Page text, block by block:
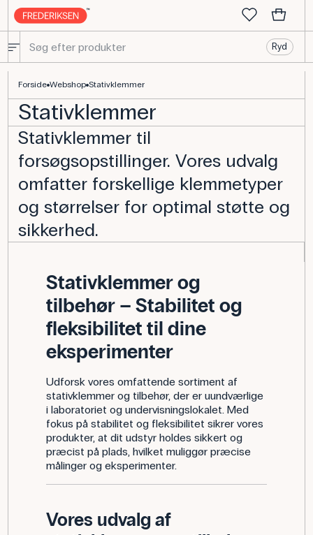
Ryd
Forside Webshop Stativklemmer
Stativklemmer
Stativklemmer til
forsøgsopstillinger. Vores udvalg
omfatter forskellige klemmetyper
og størrelser for optimal støtte og
sikkerhed.
Stativklemmer og
tilbehør – Stabilitet og
fleksibilitet til dine
eksperimenter
Udforsk vores omfattende sortiment af
stativklemmer og tilbehør, der er uundværlige
i laboratoriet og undervisningslokalet. Med
fokus på stabilitet og fleksibilitet sikrer vores
produkter, at dit udstyr holdes sikkert og
præcist på plads, hvilket muliggør præcise
målinger og eksperimenter.
Vores udvalg af